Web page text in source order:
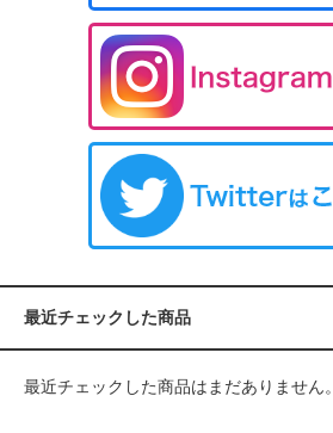
最近チェックした商品
最近チェックした商品はまだありません。